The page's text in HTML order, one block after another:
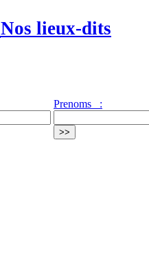
Nos lieux-dits
Prenoms :